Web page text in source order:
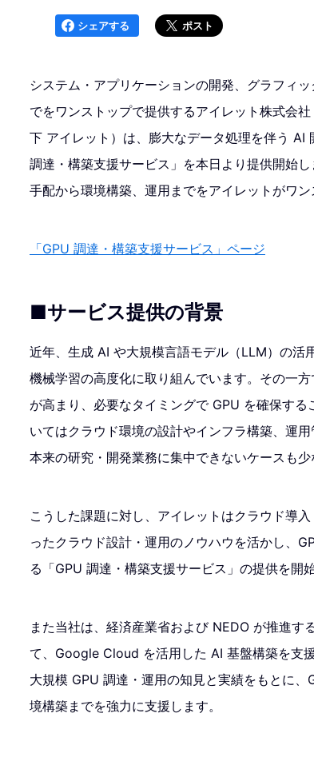
シェアする ポスト
システム・アプリケーションの開発、グラフィ
でをワンストップで提供するアイレット株式会
下 アイレット）は、膨大なデータ処理を伴う AI
調達・構築支援サービス」を本日より提供開始
手配から環境構築、運用までをアイレットがワン
「GPU 調達・構築支援サービス」ページ
■サービス提供の背景
近年、生成 AI や大規模言語モデル（LLM）の活
機械学習の高度化に取り組んでいます。その一
が高まり、必要なタイミングで GPU を確保す
いてはクラウド環境の設計やインフラ構築、運
本来の研究・開発業務に集中できないケースも少
こうした課題に対し、アイレットはクラウド導
ったクラウド設計・運用のノウハウを活かし、
る「GPU 調達・構築支援サービス」の提供を開
また当社は、経済産業省および NEDO が推進
て、Google Cloud を活用した AI 基盤構築を支
大規模 GPU 調達・運用の知見と実績をもとに
境構築までを強力に支援します。